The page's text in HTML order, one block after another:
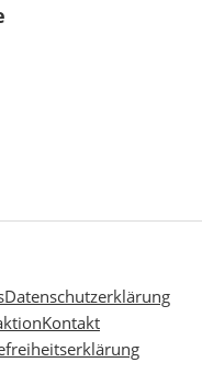
Datenschutzerklärung
Kontakt